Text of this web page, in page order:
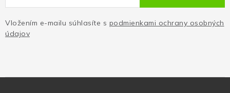
Vložením e-mailu súhlasíte s podmienkami ochrany osobných
údajov